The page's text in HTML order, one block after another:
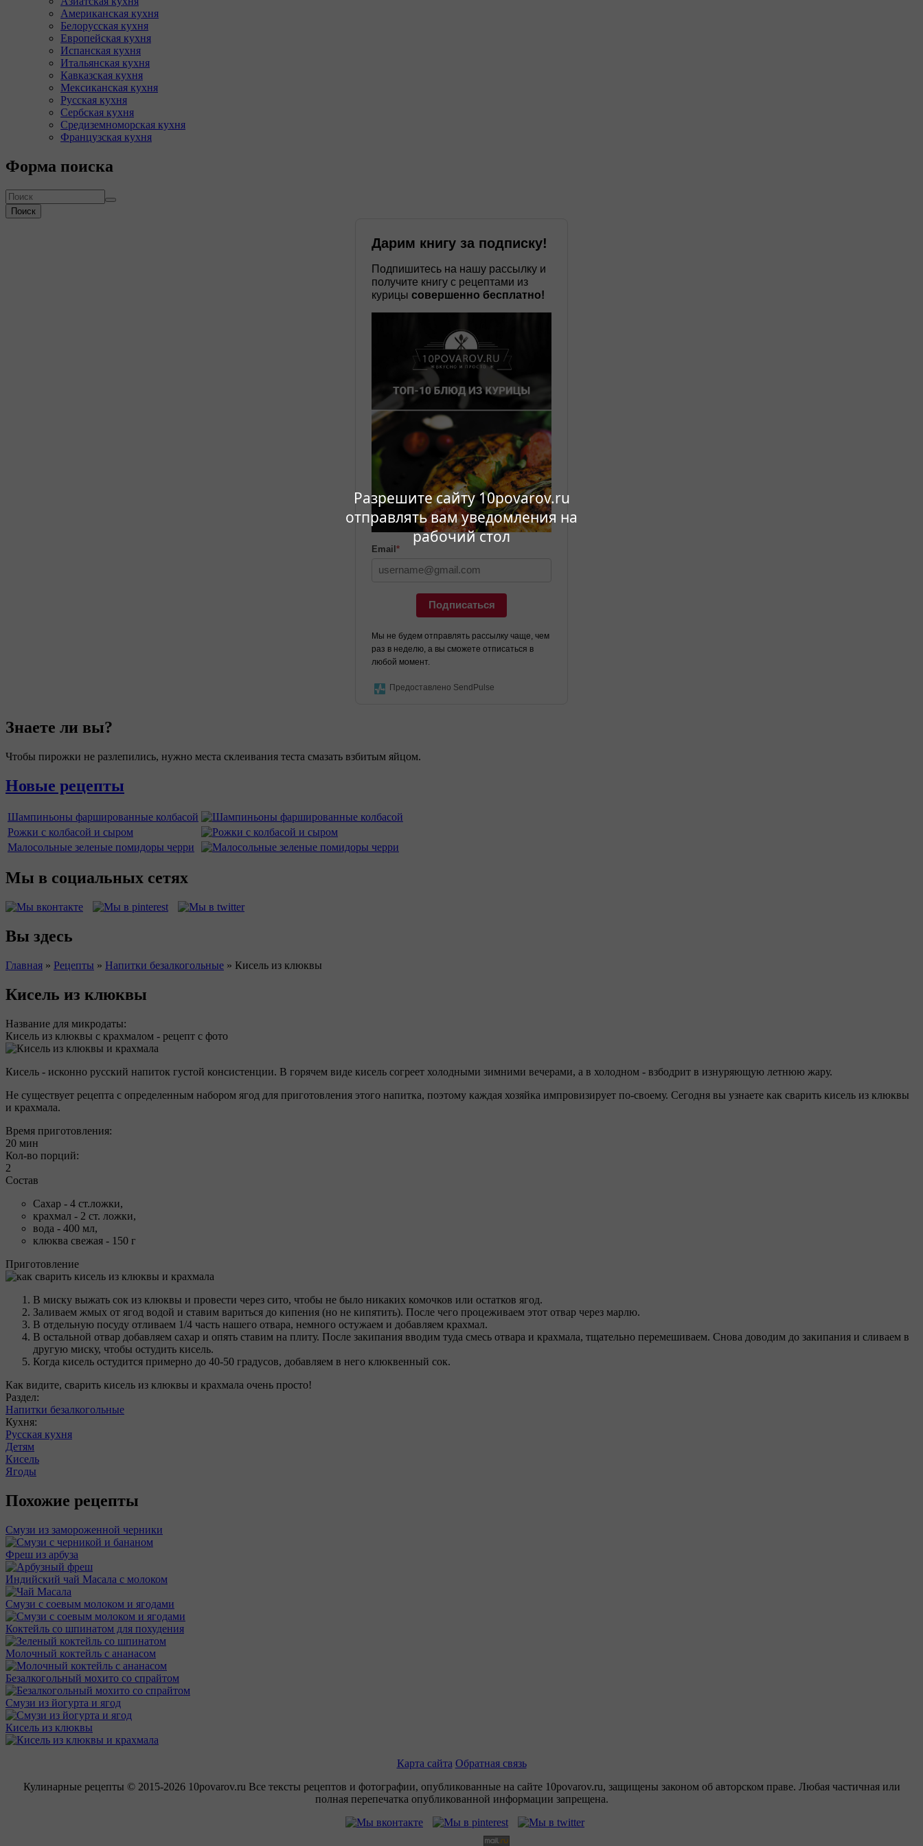
Разрешите сайту 10povarov.ru
отправлять вам уведомления на
рабочий стол
Американская кухня
Белорусская кухня
Европейская кухня
Испанская кухня
Итальянская кухня
Кавказская кухня
Мексиканская кухня
Русская кухня
Сербская кухня
Средиземноморская кухня
Французская кухня
Форма поиска
Поиск
Дарим книгу за подписку!
Подпишитесь на нашу рассылку и
получите книгу с рецептами из
курицы совершенно бесплатно!
Email *
Подписаться
Мы не будем отправлять рассылку чаще, чем
раз в неделю, а вы сможете отписаться в
любой момент.
Предоставлено SendPulse
Знаете ли вы?
Чтобы пирожки не разлепились, нужно места склеивания теста смазать взбитым яйцом.
Новые рецепты
Шампиньоны фаршированные колбасой
Рожки с колбасой и сыром
Малосольные зеленые помидоры черри
Мы в социальных сетях
Вы здесь
Главная » Рецепты » Напитки безалкогольные » Кисель из клюквы
Кисель из клюквы
Название для микродаты:
Кисель из клюквы с крахмалом - рецепт с фото
Кисель - исконно русский напиток густой консистенции. В горячем виде кисель согреет холодными зимними вечерами, а в холодном - взбодрит в изнуряющую летнюю жару.
Не существует рецепта с определенным набором ягод для приготовления этого напитка, поэтому каждая хозяйка импровизирует по-своему. Сегодня вы узнаете как сварить кисель из клюквы
и крахмала.
Время приготовления:
20 мин
Кол-во порций:
2
Состав
Сахар - 4 ст.ложки,
крахмал - 2 ст. ложки,
вода - 400 мл,
клюква свежая - 150 г
Приготовление
В миску выжать сок из клюквы и провести через сито, чтобы не было никаких комочков или остатков ягод.
Заливаем жмых от ягод водой и ставим вариться до кипения (но не кипятить). После чего процеживаем этот отвар через марлю.
В отдельную посуду отливаем 1/4 часть нашего отвара, немного остужаем и добавляем крахмал.
В остальной отвар добавляем сахар и опять ставим на плиту. После закипания вводим туда смесь отвара и крахмала, тщательно перемешиваем. Снова доводим до закипания и сливаем в
другую миску, чтобы остудить кисель.
Когда кисель остудится примерно до 40-50 градусов, добавляем в него клюквенный сок.
Как видите, сварить кисель из клюквы и крахмала очень просто!
Раздел:
Напитки безалкогольные
Кухня:
Русская кухня
Детям
Кисель
Ягоды
Похожие рецепты
Смузи из замороженной черники
Фреш из арбуза
Индийский чай Масала с молоком
Смузи с соевым молоком и ягодами
Коктейль со шпинатом для похудения
Молочный коктейль с ананасом
Безалкогольный мохито со спрайтом
Смузи из йогурта и ягод
Кисель из клюквы
Карта сайта Обратная связь
Кулинарные рецепты © 2015-2026 10povarov.ru Все тексты рецептов и фотографии, опубликованные на сайте 10povarov.ru, защищены законом об авторском праве. Любая частичная или
полная перепечатка опубликованной информации запрещена.